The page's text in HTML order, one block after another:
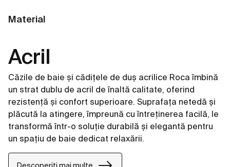
Material
Acril
Căzile de baie și cădițele de duș acrilice Roca îmbină
un strat dublu de acril de înaltă calitate, oferind
rezistență și confort superioare. Suprafața netedă și
plăcută la atingere, împreună cu întreținerea facilă, le
transformă într-o soluție durabilă și elegantă pentru
un spațiu de baie dedicat relaxării.
Descoperiți mai multe